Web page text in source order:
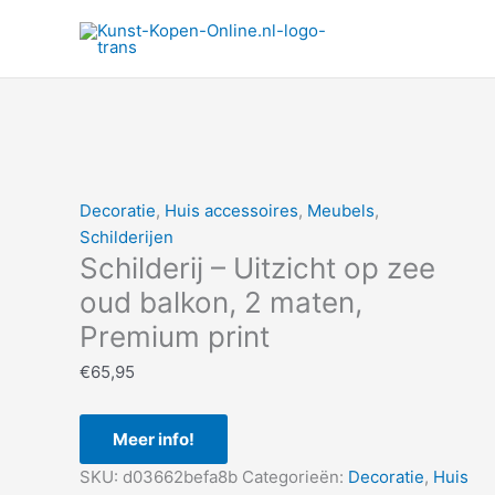
Decoratie, Huis accessoires, Meubels,
Schilderijen
Schilderij – Uitzicht op zee
oud balkon, 2 maten,
Premium print
€65,95
Meer info!
SKU: d03662befa8b Categorieën: Decoratie, Huis